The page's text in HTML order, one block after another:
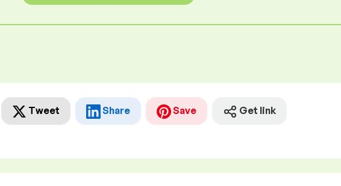
Tweet Share Save Get link